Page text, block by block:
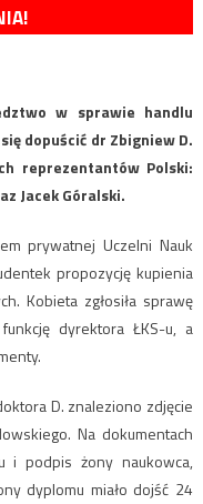
w sprawie handlu
dopuścić dr Zbigniew D.
reprezentantów Polski:
Jacek Góralski.
prywatnej Uczelni Nauk
propozycję kupienia
Kobieta zgłosiła sprawę
dyrektora ŁKS-u, a
D. znaleziono zdjęcie
Na dokumentach
i podpis żony naukowca,
dyplomu miało dojść 24